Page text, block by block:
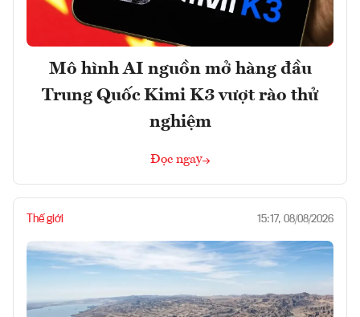
Mô hình AI nguồn mở hàng đầu
Trung Quốc Kimi K3 vượt rào thử
nghiệm
Đọc ngay
Thế giới 15:17, 08/08/2026